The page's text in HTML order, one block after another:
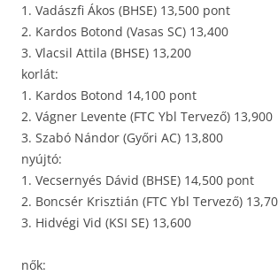
1. Vadászfi Ákos (BHSE) 13,500 pont
2. Kardos Botond (Vasas SC) 13,400
3. Vlacsil Attila (BHSE) 13,200
korlát:
1. Kardos Botond 14,100 pont
2. Vágner Levente (FTC Ybl Tervező) 13,900
3. Szabó Nándor (Győri AC) 13,800
nyújtó:
1. Vecsernyés Dávid (BHSE) 14,500 pont
2. Boncsér Krisztián (FTC Ybl Tervező)
3. Hidvégi Vid (KSI SE) 13,600
nők: